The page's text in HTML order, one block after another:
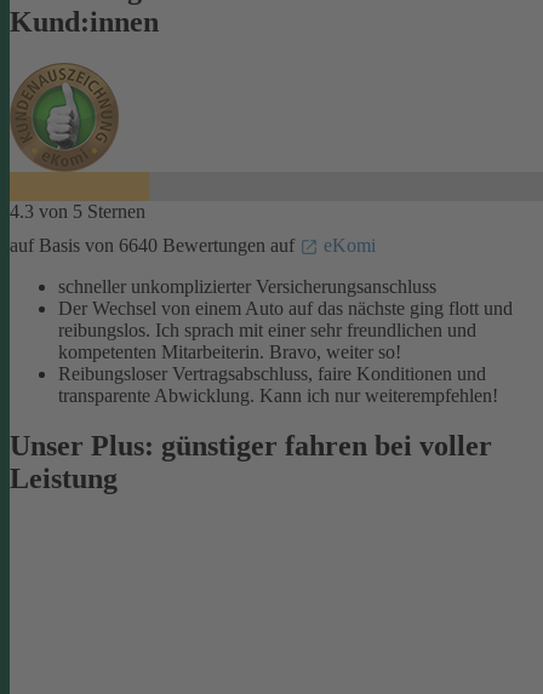
Kund:innen
4.3 von 5 Sternen
auf Basis von 6640 Bewertungen auf
eKomi
schneller unkomplizierter Versicherungsanschluss
Der Wechsel von einem Auto auf das nächste ging flott und
reibungslos. Ich sprach mit einer sehr freundlichen und
kompetenten Mitarbeiterin. Bravo, weiter so!
Reibungsloser Vertragsabschluss, faire Konditionen und
transparente Abwicklung. Kann ich nur weiterempfehlen!
Unser Plus: günstiger fahren bei voller
Leistung